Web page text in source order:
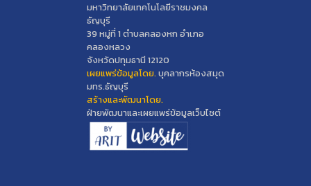
มหาวิทยาลัยเทคโนโลยีราชมงคล
ธัญบุรี
39 หมู่ที่ 1 ตำบลคลองหก อำเภอ
คลองหลวง
จังหวัดปทุมธานี 12120
เผยแพร่ข้อมูลโดย.บุคลากรห้องสมุด
มทร.ธัญบุรี
สร้างและพัฒนาโดย.
ฝ่ายพัฒนาและเผยแพร่ข้อมูลเว็บไซต์